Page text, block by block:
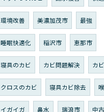
環境改善 美濃加茂市 最強
睡眠快適化 稲沢市 恵那市
寝具のカビ カビ問題解決 カ
クロスのカビ 寝具カビ除去
イガイガ 鼻水 瑞浪市 中